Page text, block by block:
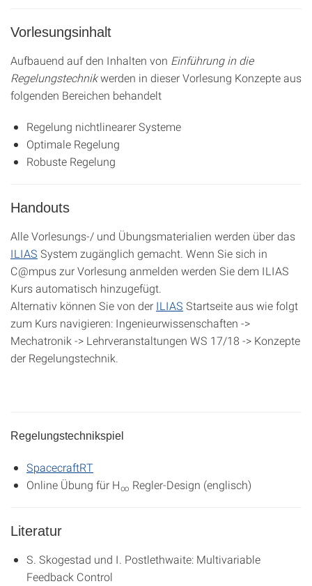
Vorlesungsinhalt
Aufbauend auf den Inhalten von Einführung in die
Regelungstechnikwerden in dieser Vorlesung Konzepte aus
folgenden Bereichen behandelt
Regelung nichtlinearer Systeme
Optimale Regelung
Robuste Regelung
Handouts
Alle Vorlesungs-/ und Übungsmaterialien werden über das
ILIAS System zugänglich gemacht. Wenn Sie sich in
C@mpus zur Vorlesung anmelden werden Sie dem ILIAS
Kurs automatisch hinzugefügt.
Alternativ können Sie von der ILIAS Startseite aus wie folgt
zum Kurs navigieren: Ingenieurwissenschaften ->
Mechatronik -> Lehrveranstaltungen WS 17/18 -> Konzepte
der Regelungstechnik.
Regelungstechnikspiel
SpacecraftRT
Online Übung für H∞ Regler-Design (englisch)
Literatur
S. Skogestad und I. Postlethwaite: Multivariable
Feedback Control